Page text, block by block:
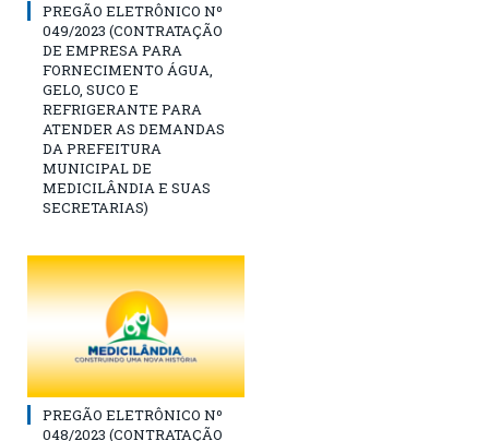
PREGÃO ELETRÔNICO Nº
049/2023 (CONTRATAÇÃO
DE EMPRESA PARA
FORNECIMENTO ÁGUA,
GELO, SUCO E
REFRIGERANTE PARA
ATENDER AS DEMANDAS
DA PREFEITURA
MUNICIPAL DE
MEDICILÂNDIA E SUAS
SECRETARIAS)
PREGÃO ELETRÔNICO Nº
048/2023 (CONTRATAÇÃO